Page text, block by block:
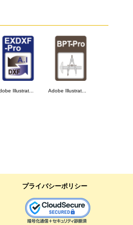
Illustrat... Adobe Illustrat...
プライバシーポリシー